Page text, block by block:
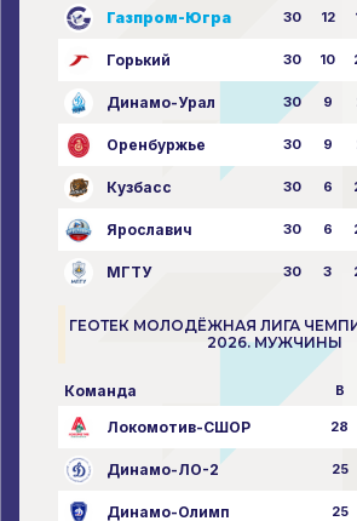
Газпром-Югра 30 12
Горький 30 10
Динамо-Урал 30 9
Оренбуржье 30 9
Кузбасс 30 6
Ярославич 30 6
МГТУ 30 3
ГЕОТЕК МОЛОДЁЖНАЯ ЛИГА
2026. МУЖЧИНЫ
Команда В
Локомотив-СШОР 28
Динамо-ЛО-2 25
Динамо-Олимп 25